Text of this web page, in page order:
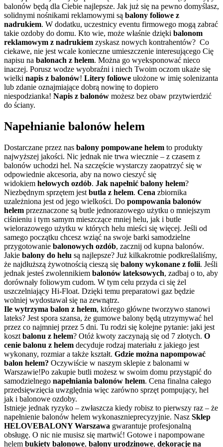
balonów będą dla Ciebie najlepsze. Jak już się na pewno domyślasz,
solidnymi nośnikami reklamowymi są balony foliowe z
nadrukiem. W dodatku, uczestnicy eventu firmowego mogą zabrać
takie ozdoby do domu. Kto wie, może właśnie dzięki balonom
reklamowym z nadrukiem zyskasz nowych kontrahentów? Co
ciekawe, nie jest wcale konieczne umieszczenie interesującego Cię
napisu na balonach z helem. Można go wyeksponować nieco
inaczej. Porusz wodze wyobraźni i niech Twoim oczom ukaże się
wielki napis z balonów! Litery foliowe ułożone w imię solenizanta
lub zdanie oznajmiające dobrą nowinę to dopiero
niespodzianka! Napis z balonów możesz bez obaw przytwierdzić
do ściany.
Napełnianie balonów helem
Dostarczane przez nas balony pompowane helem to produkty
najwyższej jakości. Nic jednak nie trwa wiecznie – z czasem z
balonów uchodzi hel. Na szczęście wystarczy zaopatrzyć się w
odpowiednie akcesoria, aby na nowo cieszyć się
widokiem helowych ozdób. Jak napełnić balony helem?
Niezbędnym sprzętem jest butla z helem. Cena zbiornika
uzależniona jest od jego wielkości. Do pompowania balonów
helem przeznaczone są butle jednorazowego użytku o mniejszym
ciśnieniu i tym samym mieszczące mniej helu, jak i butle
wielorazowego użytku w których helu mieści się więcej. Jeśli od
samego początku chcesz wziąć na swoje barki samodzielne
przygotowanie balonowych ozdób, zacznij od kupna balonów.
Jakie balony do helu są najlepsze? Już kilkakrotnie podkreślaliśmy,
że najdłuższą żywotnością cieszą się balony wykonane z folii. Jeśli
jednak jesteś zwolennikiem balonów lateksowych, zadbaj o to, aby
dorównały foliowym cudom. W tym celu przyda ci się żel
uszczelniający Hi-Float. Dzięki temu preparatowi gaz będzie
wolniej wydostawał się na zewnątrz.
Ile wytrzyma balon z helem, którego główne tworzywo stanowi
lateks? Jest spora szansa, że gumowe balony będą utrzymywać hel
przez co najmniej przez 5 dni. Tu rodzi się kolejne pytanie: jaki jest
koszt balonu z helem? Otóż kwoty zaczynają się od 7 złotych. O
cenie balonu z helem decyduje rodzaj materiału z jakiego jest
wykonany, rozmiar a także kształt. Gdzie można napompować
balon helem? Oczywiście w naszym sklepie z balonami w
Warszawie!Po zakupie butli możesz w swoim domu przystąpić do
samodzielnego napełniania balonów helem. Cena finalna całego
przedsięwzięcia uwzględnia więc zarówno sprzęt pompujący, hel
jak i balonowe ozdoby.
Istnieje jednak ryzyko – zwłaszcza kiedy robisz to pierwszy raz – że
napełnienie balonów helem wykonasznieprecyzyjnie. Nasz Sklep
HELOVEBALONY Warszawa gwarantuje profesjonalną
obsługę. O nic nie musisz się martwić! Gotowe i napompowane
helem bukiety balonowe, balony urodzinowe, dekoracje na